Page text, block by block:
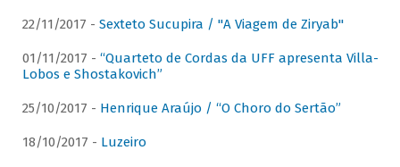
22/11/2017 - Sexteto Sucupira / "A Viagem de Ziryab"
01/11/2017 - “Quarteto de Cordas da UFF apresenta Villa-
Lobos e Shostakovich”
25/10/2017 - Henrique Araújo / “O Choro do Sertão”
18/10/2017 - Luzeiro